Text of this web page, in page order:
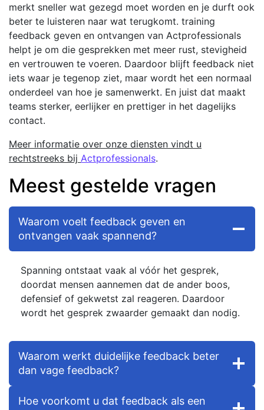
merkt sneller wat gezegd moet worden en je durft ook
beter te luisteren naar wat terugkomt. training
feedback geven en ontvangen van Actprofessionals
helpt je om die gesprekken met meer rust, stevigheid
en vertrouwen te voeren. Daardoor blijft feedback niet
iets waar je tegenop ziet, maar wordt het een normaal
onderdeel van hoe je samenwerkt. En juist dat maakt
teams sterker, eerlijker en prettiger in het dagelijks
contact.
Meer informatie over onze diensten vindt u
rechtstreeks bij Actprofessionals.
Meest gestelde vragen
Waarom voelt feedback geven en
ontvangen vaak spannend?
Spanning ontstaat vaak al vóór het gesprek,
doordat mensen aannemen dat de ander boos,
defensief of gekwetst zal reageren. Daardoor
wordt het gesprek zwaarder gemaakt dan nodig.
Waarom werkt duidelijke feedback beter
dan vage feedback?
Hoe voorkomt u dat feedback als een